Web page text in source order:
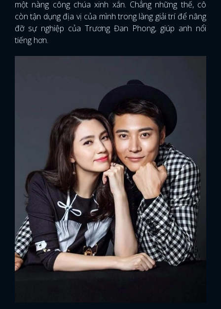
FACEBOOK GOOGLE
một nàng công chúa xinh xắn. Chẳng những thế, cô
còn tận dụng địa vị của mình trong làng giải trí để nâng
đỡ sự nghiệp của Trương Đan Phong, giúp anh nổi
tiếng hơn.